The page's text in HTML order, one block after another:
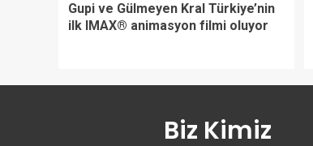
Gupi ve Gülmeyen Kral Türkiye’nin
ilk IMAX® animasyon filmi oluyor
Biz Kimiz